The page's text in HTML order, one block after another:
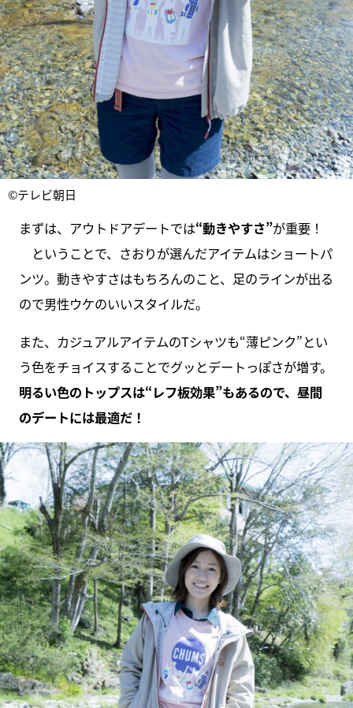
©テレビ朝日
まずは、アウトドアデートでは“動きやすさ”が重要！
ということで、さおりが選んだアイテムはショートパ
ンツ。動きやすさはもちろんのこと、足のラインが出る
ので男性ウケのいいスタイルだ。
また、カジュアルアイテムのTシャツも“薄ピンク”とい
う色をチョイスすることでグッとデートっぽさが増す。
明るい色のトップスは“レフ板効果”もあるので、昼間
のデートには最適だ！